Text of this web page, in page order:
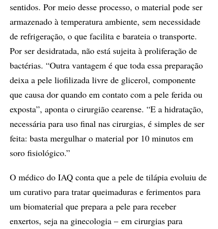
sentidos. Por meio desse processo, o material pode ser
armazenado à temperatura ambiente, sem necessidade
de refrigeração, o que facilita e barateia o transporte.
Por ser desidratada, não está sujeita à proliferação de
bactérias. “Outra vantagem é que toda essa preparação
deixa a pele liofilizada livre de glicerol, componente
que causa dor quando em contato com a pele ferida ou
exposta”, aponta o cirurgião cearense. “E a hidratação,
necessária para uso final nas cirurgias, é simples de ser
feita: basta mergulhar o material por 10 minutos em
soro fisiológico.”
O médico do IAQ conta que a pele de tilápia evoluiu de
um curativo para tratar queimaduras e ferimentos para
um biomaterial que prepara a pele para receber
enxertos, seja na ginecologia – em cirurgias para